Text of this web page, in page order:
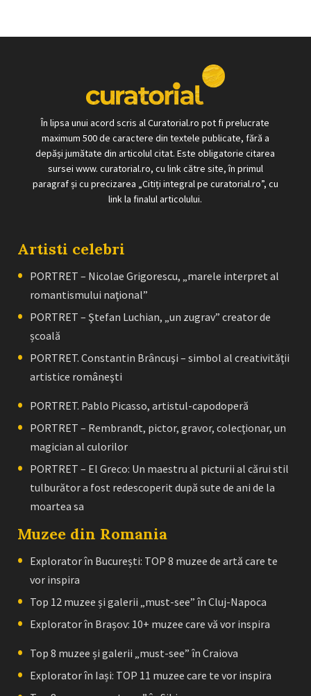
În lipsa unui acord scris al Curatorial.ro pot fi prelucrate
maximum 500 de caractere din textele publicate, fără a
depăși jumătate din articolul citat. Este obligatorie citarea
sursei www. curatorial.ro, cu link către site, în primul
paragraf și cu precizarea „Citiți integral pe curatorial.ro”, cu
link la finalul articolului.
Artisti celebri
PORTRET – Nicolae Grigorescu, „marele interpret al
romantismului naţional”
PORTRET – Ştefan Luchian, „un zugrav” creator de
școală
PORTRET. Constantin Brâncuşi – simbol al creativităţii
artistice româneşti
PORTRET. Pablo Picasso, artistul-capodoperă
PORTRET – Rembrandt, pictor, gravor, colecţionar, un
magician al culorilor
PORTRET – El Greco: Un maestru al picturii al cărui stil
tulburător a fost redescoperit după sute de ani de la
moartea sa
Muzee din Romania
Explorator în București: TOP 8 muzee de artă care te
vor inspira
Top 12 muzee și galerii „must-see” în Cluj-Napoca
Explorator în Brașov: 10+ muzee care vă vor inspira
Top 8 muzee și galerii „must-see” în Craiova
Explorator în Iași: TOP 11 muzee care te vor inspira